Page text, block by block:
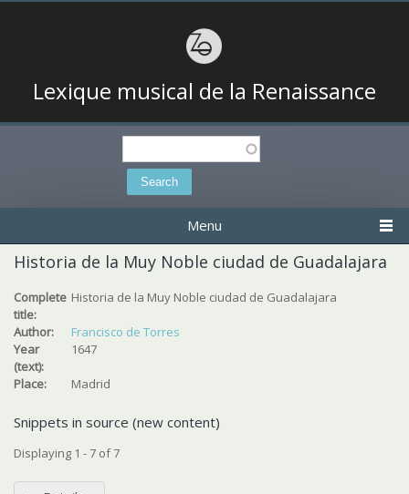
Lexique musical de la Renaissance
Search
Menu
Historia de la Muy Noble ciudad de Guadalajara
Complete
title:
Historia de la Muy Noble ciudad de Guadalajara
Author:
Francisco de Torres
Year
(text):
1647
Place: Madrid
Snippets in source (new content)
Displaying 1 - 7 of 7